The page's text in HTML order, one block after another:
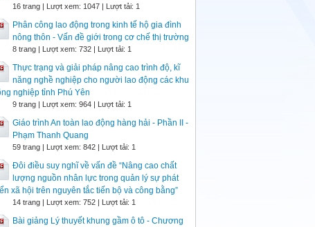
16 trang | Lượt xem: 1047 | Lượt tải: 1
Phân công lao động trong kinh tế hộ gia đình
nông thôn - Vấn đề giới trong cơ chế thị trường
8 trang | Lượt xem: 732 | Lượt tải: 1
Thực trạng và giải pháp nâng cao trình độ, kĩ
năng nghề nghiệp cho người lao động các khu
nghiệp tỉnh Phú Yên
9 trang | Lượt xem: 964 | Lượt tải: 1
Giáo trình An toàn lao động hàng hải - Phần II -
Phạm Thanh Quang
59 trang | Lượt xem: 842 | Lượt tải: 1
Đôi điều suy nghĩ về vấn đề “Nâng cao chất
lượng nguồn nhân lực trong quản lý sự phát
xã hội trên nguyên tắc tiến bộ và công bằng”
14 trang | Lượt xem: 752 | Lượt tải: 1
Bài giảng Lý thuyết khung gầm ô tô - Chương